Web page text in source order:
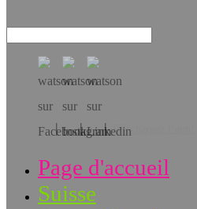
Téléchargez l’app!
Page d'accueil
Suisse